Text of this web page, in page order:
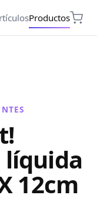
Productos
líquida
12cm